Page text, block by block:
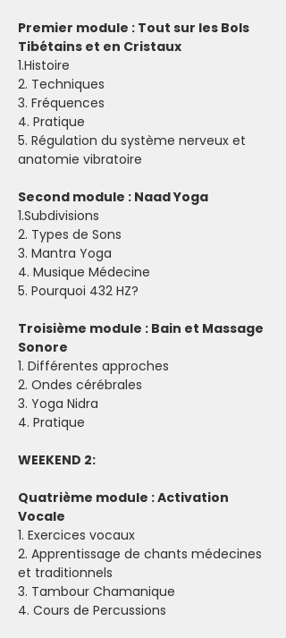
Premier module : Tout sur les Bols
Tibétains et en Cristaux
1.Histoire
2. Techniques
3. Fréquences
4. Pratique
5. ⁠Régulation du système nerveux et
anatomie vibratoire
Second module : Naad Yoga
1.Subdivisions
2. Types de Sons
3. Mantra Yoga
4. Musique Médecine
5. Pourquoi 432 HZ?
Troisième module : Bain et Massage
Sonore
1. Différentes approches
2. Ondes cérébrales
3. Yoga Nidra
4. Pratique
WEEKEND 2:
Quatrième module : Activation
Vocale
1. Exercices vocaux
2. Apprentissage de chants médecines
et traditionnels
3. Tambour Chamanique
4. Cours de Percussions